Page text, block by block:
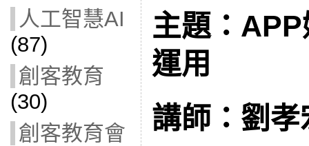
人工智慧AI
(87)
創客教育
(30)
創客教育會
主題：
運用
講師：劉孝